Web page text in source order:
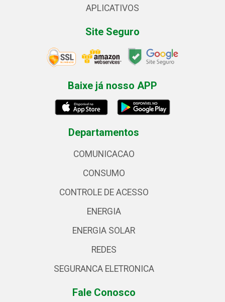
APLICATIVOS
Site Seguro
Baixe já nosso APP
Departamentos
COMUNICACAO
CONSUMO
CONTROLE DE ACESSO
ENERGIA
ENERGIA SOLAR
REDES
SEGURANCA ELETRONICA
Fale Conosco